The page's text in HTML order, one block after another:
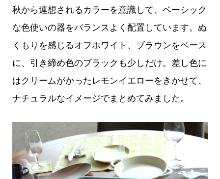
秋から連想されるカラーを意識して、ベーシック
な色使いの器をバランスよく配置しています。ぬ
くもりを感じるオフホワイト、ブラウンをベース
に、引き締め色のブラックも少しだけ。差し色に
はクリームがかったレモンイエローをきかせて、
ナチュラルなイメージでまとめてみました。